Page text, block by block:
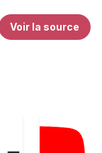
Voir la source